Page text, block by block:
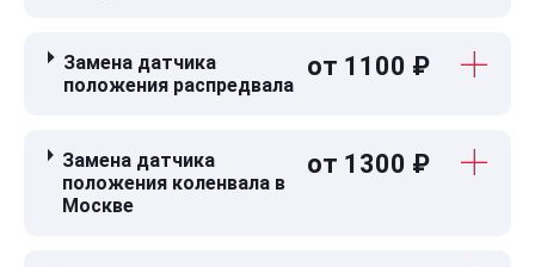
Замена датчика
положения распредвала
от 1100 ₽
Замена датчика
положения коленвала в
Москве
от 1300 ₽